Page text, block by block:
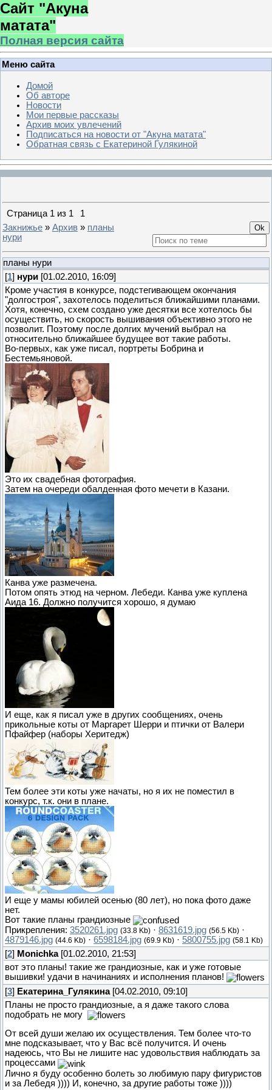
Сайт "Акуна
матата"
Полная версия сайта
Меню сайта
Домой
Об авторе
Новости
Мои первые рассказы
Архив моих увлечений
Подписаться на новости от "Акуна матата"
Обратная связь с Екатериной Гулякиной
Страница 1 из 1
1
Закнижье » Архив » планы
нури
планы нури
[1] нури [01.02.2010, 16:09]
Кроме участия в конкурсе, подстегивающем окончания
"долгостроя", захотелось поделиться ближайшими планами.
Хотя, конечно, схем создано уже десятки все хотелось бы
осуществить, но скорость вышивания объективно этого не
позволит. Поэтому после долгих мучений выбрал на
относительно ближайшее будущее вот такие работы.
Во-первых, как уже писал, портреты Бобрина и
Бестемьяновой.
Это их свадебная фотография.
Затем на очереди обалденная фото мечети в Казани.
Канва уже размечена.
Потом опять этюд на черном. Лебеди. Канва уже куплена
Аида 16. Должно получится хорошо, я думаю
И еще, как я писал уже в других сообщениях, очень
прикольные коты от Маргарет Шерри и птички от Валери
Пфайфер (наборы Херитедж)
Тем более эти коты уже начаты, но я их не поместил в
конкурс, т.к. они в плане.
И еще у мамы юбилей осенью (80 лет), но пока фото даже
нет.
Вот такие планы грандиозные
Прикрепления: 3520261.jpg (33.8 Kb) · 8631619.jpg (56.5 Kb) ·
4879146.jpg (44.6 Kb) · 6598184.jpg (69.9 Kb) · 5800755.jpg (58.1 Kb)
[2] Monichka[01.02.2010, 21:53]
вот это планы! такие же грандиозные, как и уже готовые
вышивки! удачи в начинаниях и исполнения планов!
[3] Екатерина_Гулякина[04.02.2010, 09:10]
Планы не просто грандиозные, а я даже такого слова
подобрать не могу
От всей души желаю их осуществления. Тем более что-то
мне подсказывает, что у Вас всё получится. И очень
надеюсь, что Вы не лишите нас удовольствия наблюдать за
процессами
Лично я буду особенно болеть зо любимую пару фигуристов
и за Лебедя )))) И, конечно, за другие работы тоже ))))